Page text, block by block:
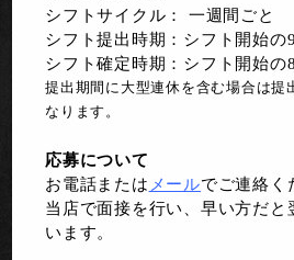
シフトサイクル： 一週間ごと
シフト提出時期：シフト開始の
シフト確定時期：シフト開始の
提出期間に大型連休を含む場合は提
なります。
応募について
お電話または メールでご連絡く
当店で面接を行い、早い方だと
います。